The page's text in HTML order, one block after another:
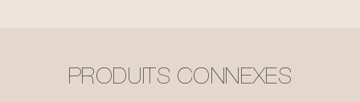
PRODUITS CONNEXES